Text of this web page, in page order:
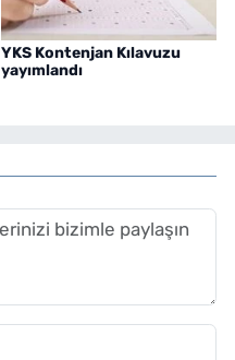
YKS Kontenjan Kılavuzu
yayımlandı